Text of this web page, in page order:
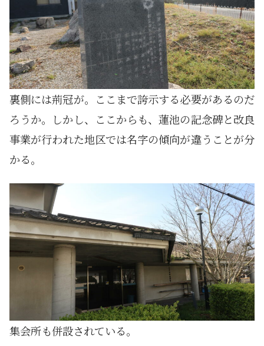
裏側には荊冠が。ここまで誇示する必要があるのだ
ろうか。しかし、ここからも、蓮池の記念碑と改良
事業が行われた地区では名字の傾向が違うことが分
かる。
集会所も併設されている。